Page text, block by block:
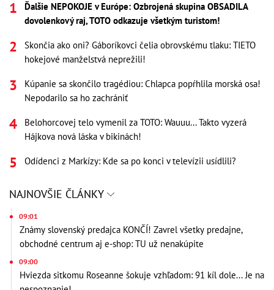
Ďalšie NEPOKOJE v Európe: Ozbrojená skupina OBSADILA
dovolenkový raj, TOTO odkazuje všetkým turistom!
Skončia ako oni? Gáboríkovci čelia obrovskému tlaku: TIETO
hokejové manželstvá neprežili!
Kúpanie sa skončilo tragédiou: Chlapca popŕhlila morská osa!
Nepodarilo sa ho zachrániť
Belohorcovej telo vymenil za TOTO: Wauuu... Takto vyzerá
Hájkova nová láska v bikinách!
Odídenci z Markízy: Kde sa po konci v televízii usídlili?
NAJNOVŠIE ČLÁNKY
09:01
Známy slovenský predajca KONČÍ! Zavrel všetky predajne,
obchodné centrum aj e-shop: TU už nenakúpite
09:00
Hviezda sitkomu Roseanne šokuje vzhľadom: 91 kíl dole... Je na